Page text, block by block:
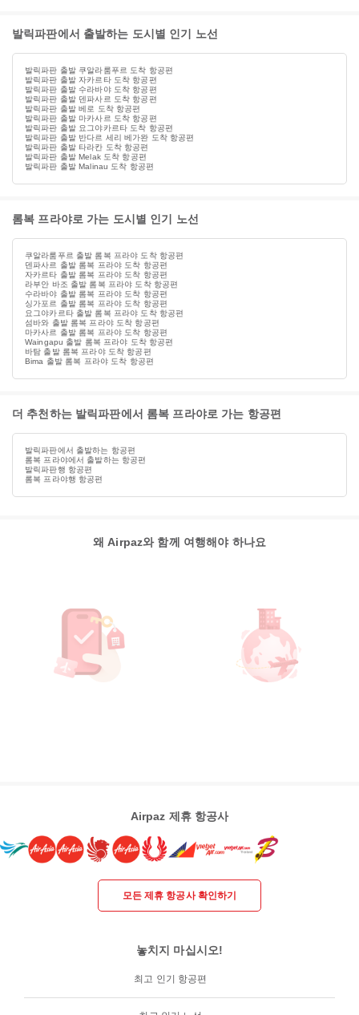
발릭파판에서 출발하는 도시별 인기 노선
발릭파판 출발 쿠알라룸푸르 도착 항공편
발릭파판 출발 자카르타 도착 항공편
발릭파판 출발 수라바야 도착 항공편
발릭파판 출발 덴파사르 도착 항공편
발릭파판 출발 베로 도착 항공편
발릭파판 출발 마카사르 도착 항공편
발릭파판 출발 요그야카르타 도착 항공편
발릭파판 출발 반다르 세리 베가완 도착 항공편
발릭파판 출발 타라칸 도착 항공편
발릭파판 출발 Melak 도착 항공편
발릭파판 출발 Malinau 도착 항공편
롬복 프라야로 가는 도시별 인기 노선
쿠알라룸푸르 출발 롬복 프라야 도착 항공편
덴파사르 출발 롬복 프라야 도착 항공편
자카르타 출발 롬복 프라야 도착 항공편
라부안 바조 출발 롬복 프라야 도착 항공편
수라바야 출발 롬복 프라야 도착 항공편
싱가포르 출발 롬복 프라야 도착 항공편
요그야카르타 출발 롬복 프라야 도착 항공편
섬바와 출발 롬복 프라야 도착 항공편
마카사르 출발 롬복 프라야 도착 항공편
Waingapu 출발 롬복 프라야 도착 항공편
바탐 출발 롬복 프라야 도착 항공편
Bima 출발 롬복 프라야 도착 항공편
더 추천하는 발릭파판에서 롬복 프라야로 가는 항공편
발릭파판에서 출발하는 항공편
롬복 프라야에서 출발하는 항공편
발릭파판행 항공편
롬복 프라야행 항공편
왜 Airpaz와 함께 여행해야 하나요
Airpaz 제휴 항공사
모든 제휴 항공사 확인하기
놓치지 마십시오!
최고 인기 항공편